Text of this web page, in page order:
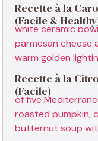
Recette à la
(Facile &
Recette à la
(Facile)